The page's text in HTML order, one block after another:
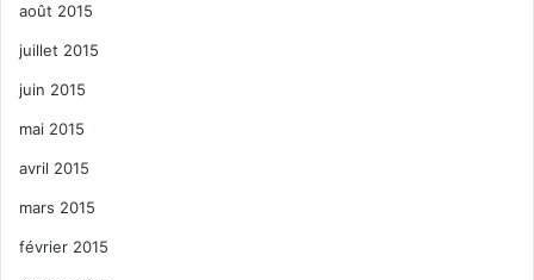
août 2015
juillet 2015
juin 2015
mai 2015
avril 2015
mars 2015
février 2015